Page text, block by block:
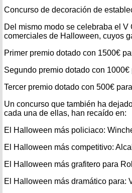
Concurso de decoración de
Del mismo modo se celebraba el
comerciales de Halloween, cuyos
Primer premio dotado con 1500€
Segundo premio dotado con
Tercer premio dotado con 500€
Un concurso que también ha
cada una de ellas, han recaído en:
El Halloween más policiaco:
El Halloween más competitivo:
El Halloween más grafitero para
El Halloween más dramático para: